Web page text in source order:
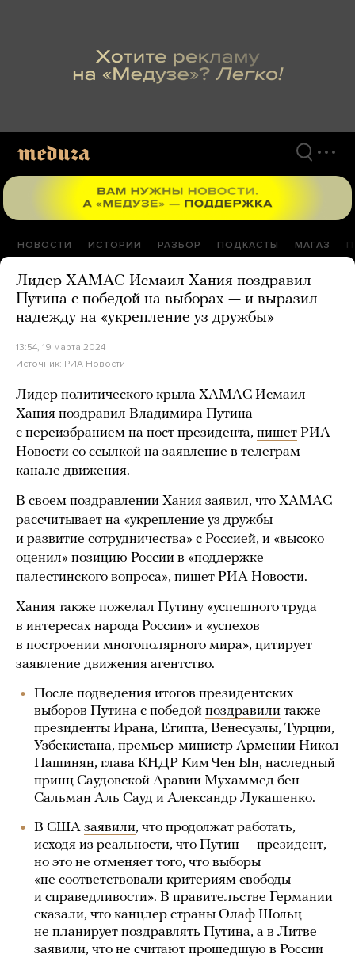
НОВОСТИ ИСТОРИИ РАЗБОР ПОДКАСТЫ МАГАЗ
Лидер ХАМАС Исмаил Хания поздравил
Путина с победой на выборах — и выразил
надежду на «укрепление уз дружбы»
13:54, 19 марта 2024
Источник: РИА Новости
Лидер политического крыла ХАМАС Исмаил
Хания поздравил Владимира Путина
с переизбранием на пост президента, пишет РИА
Новости со ссылкой на заявление в телеграм-
канале движения.
В своем поздравлении Хания заявил, что ХАМАС
рассчитывает на «укрепление уз дружбы
и развитие сотрудничества» с Россией, и «высоко
оценил» позицию России в «поддержке
палестинского вопроса», пишет РИА Новости.
Хания также пожелал Путину «успешного труда
в интересах народа России» и «успехов
в построении многополярного мира», цитирует
заявление движения агентство.
После подведения итогов президентских
выборов Путина с победой поздравили также
президенты Ирана, Египта, Венесуэлы, Турции,
Узбекистана, премьер-министр Армении Никол
Пашинян, глава КНДР Ким Чен Ын, наследный
принц Саудовской Аравии Мухаммед бен
Сальман Аль Сауд и Александр Лукашенко.
В США заявили, что продолжат работать,
исходя из реальности, что Путин — президент,
но это не отменяет того, что выборы
«не соответствовали критериям свободы
и справедливости». В правительстве Германии
сказали, что канцлер страны Олаф Шольц
не планирует поздравлять Путина, а в Литве
заявили, что не считают прошедшую в России